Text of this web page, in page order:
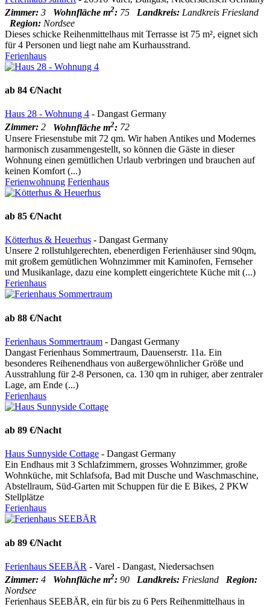
Zimmer: 3 Wohnfläche m2: 75 Landkreis: Landkreis Friesland
Region: Nordsee
Dieses schicke Reihenmittelhaus mit Terrasse ist 75 m², eignet sich
für 4 Personen und liegt nahe am Kurhausstrand.
Ferienhaus
ab 84 €/Nacht
Haus 28 - Wohnung 4 - Dangast Germany
Zimmer: 2 Wohnfläche m2: 72
Unsere Friesenstube mit 72 qm. Wir haben Antikes und Modernes
harmonisch zusammengestellt, so können die Gäste in dieser
Wohnung einen gemütlichen Urlaub verbringen und brauchen auf
keinen Komfort (...)
Ferienwohnung Ferienhaus
ab 85 €/Nacht
Kötterhus & Heuerhus - Dangast Germany
Unsere 2 rollstuhlgerechten, ebenerdigen Ferienhäuser sind 90qm,
mit großem gemütlichen Wohnzimmer mit Kaminofen, Fernseher
und Musikanlage, dazu eine komplett eingerichtete Küche mit (...)
Ferienhaus
ab 88 €/Nacht
Ferienhaus Sommertraum - Dangast Germany
Dangast Ferienhaus Sommertraum, Dauenserstr. 11a. Ein
besonderes Reihenendhaus von außergewöhnlicher Größe und
Ausstrahlung für 2-8 Personen, ca. 130 qm in ruhiger, aber zentraler
Lage, am Ende (...)
Ferienhaus
ab 89 €/Nacht
Haus Sunnyside Cottage - Dangast Germany
Ein Endhaus mit 3 Schlafzimmern, grosses Wohnzimmer, große
Wohnküche, mit Schlafsofa, Bad mit Dusche und Waschmaschine,
Abstellraum, Süd-Garten mit Schuppen für die E Bikes, 2 PKW
Stellplätze
Ferienhaus
ab 89 €/Nacht
Ferienhaus SEEBÄR - Varel - Dangast, Niedersachsen
Zimmer: 4 Wohnfläche m2: 90 Landkreis: Friesland Region:
Nordsee
Ferienhaus SEEBÄR, ein für bis zu 6 Pers Reihenmittelhaus in